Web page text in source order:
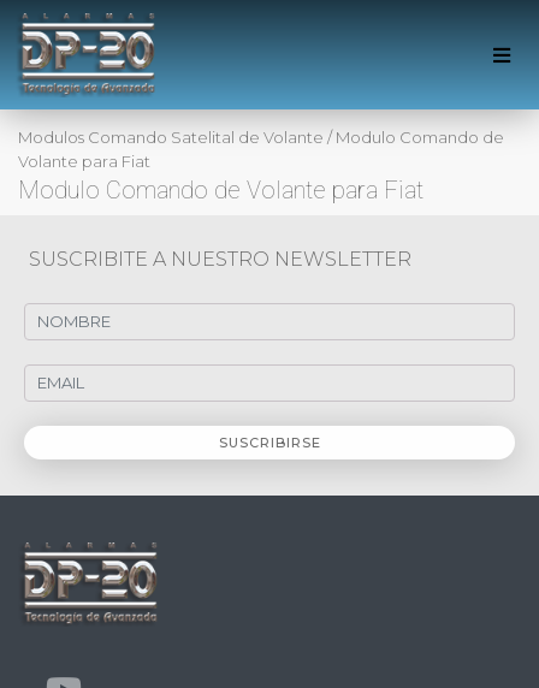
Modulos Comando Satelital de Volante /Modulo Comando de
Volante para Fiat
Modulo Comando de Volante para Fiat
SUSCRIBITE A NUESTRO NEWSLETTER